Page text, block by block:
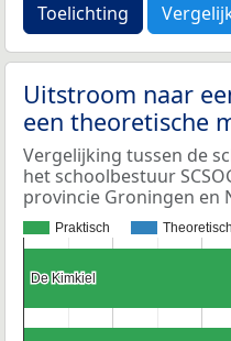
Toelichting
Uitstroom naar
een theoretische
Vergelijking tussen de
het schoolbestuur
provincie Groningen en
Praktisch Theoretisch
De Kimkiel
De Kimkiel